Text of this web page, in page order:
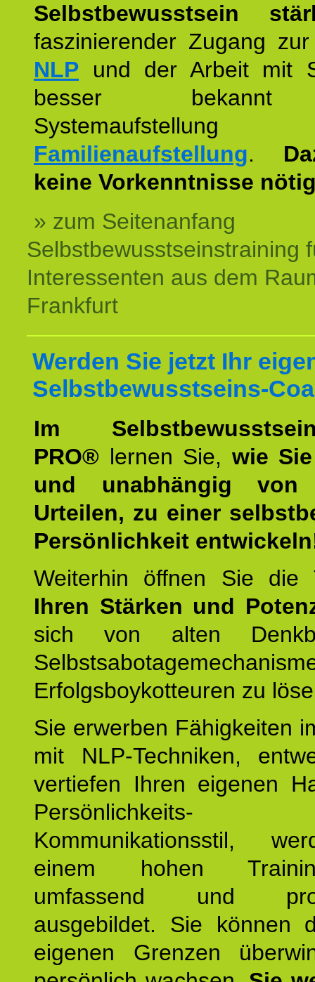
Selbstbewusstsein
faszinierender Zugang
NLP und der Arbeit mit
besser
Familienaufstellung.
keine Vorkenntnisse
» zum Seitenanfang
Selbstbewusstseinstraining
Interessenten aus dem
Frankfurt
Werden Sie jetzt Ihr
Selbstbewusstseins-
Im
PRO® lernen Sie, wie
und unabhängig von
Urteilen, zu einer
Persönlichkeit
Weiterhin öffnen Sie
Ihren Stärken und
sich von alten
Erfolgsboykotteuren zu
Sie erwerben Fähigkeiten
mit NLP-Techniken,
vertiefen Ihren eigenen
Kommunikationsstil,
einem hohen
umfassend und
ausgebildet. Sie können
eigenen Grenzen